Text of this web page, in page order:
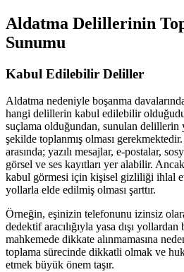
Aldatma Delillerinin
Sunumu
Kabul Edilebilir Deliller
Aldatma nedeniyle boşanma
hangi delillerin kabul edilebilir
suçlama olduğundan, sunulan delillerin
şekilde toplanmış olması gerekmektedir.
arasında; yazılı mesajlar, e-postalar,
görsel ve ses kayıtları yer alabilir.
kabul görmesi için kişisel gizliliği ihlal
yollarla elde edilmiş olması şarttır.
Örneğin, eşinizin telefonunu izinsiz
dedektif aracılığıyla yasa dışı
mahkemede dikkate alınmamasına
toplama sürecinde dikkatli olmak ve
etmek büyük önem taşır.